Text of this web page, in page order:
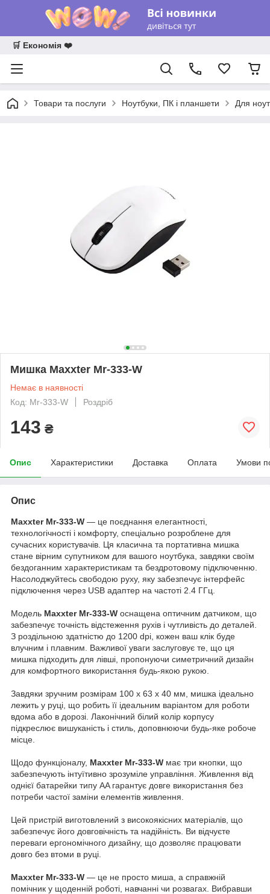
🛒 Економія ❤️
Товари та послуги Ноутбуки, ПК і планшети Для
Мишка Maxxter Mr-333-W
Немає в наявності
Код: Mr-333-W
Роздріб
143 ₴
Опис Характеристики Доставка Оплата Умови
Опис
Maxxter Mr-333-W — це поєднання елегантності,
технологічності і комфорту, спеціально розроблене для
сучасних користувачів. Ця класична та портативна мишка
стане вірним супутником для вашого ноутбука, завдяки своїм
бездоганним характеристикам та бездротовому підключенню.
Насолоджуйтесь свободою руху, яку забезпечує інтерфейс
підключення через USB адаптер на частоті 2.4 ГГц.
Модель Maxxter Mr-333-W оснащена оптичним датчиком, що
забезпечує точність відстеження рухів і чутливість до деталей.
З роздільною здатністю до 1200 dpi, кожен ваш клік буде
влучним і плавним. Важливої уваги заслуговує те, що ця
мишка підходить для лівші, пропонуючи симетричний дизайн
для комфортного використання будь-якою рукою.
Завдяки зручним розмірам 100 х 63 х 40 мм, мишка ідеально
лежить у руці, що робить її ідеальним варіантом для роботи
вдома або в дорозі. Лаконічний білий колір корпусу
підкреслює вишуканість і стиль, доповнюючи будь-яке робоче
місце.
Щодо функціоналу, Maxxter Mr-333-W має три кнопки, що
забезпечують інтуїтивно зрозуміле управління. Живлення від
однієї батарейки типу AA гарантує довге використання без
потреби частої заміни елементів живлення.
Цей пристрій виготовлений з високоякісних матеріалів, що
забезпечує його довговічність та надійність. Ви відчуєте
переваги ергономічного дизайну, що дозволяє працювати
довго без втоми в руці.
Maxxter Mr-333-W — це не просто миша, а справжній
помічник у щоденній роботі, навчанні чи розвагах. Вибравши